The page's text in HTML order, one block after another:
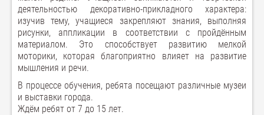
деятельностью декоративно-прикладного характера:
изучив тему, учащиеся закрепляют знания, выполняя
рисунки, аппликации в соответствии с пройдённым
материалом. Это способствует развитию мелкой
моторики, которая благоприятно влияет на развитие
мышления и речи.
В процессе обучения, ребята посещают различные музеи
и выставки города.
Ждём ребят от 7 до 15 лет.